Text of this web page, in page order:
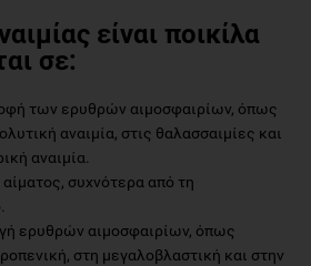
είναι ποικίλα
σε:
των ερυθρών αιμοσφαιρίων, όπως
αναιμία, στις θαλασσαιμίες και
αναιμία.
συχνότερα από τη
ερυθρών αιμοσφαιρίων, όπως
στη μεγαλοβλαστική και στην